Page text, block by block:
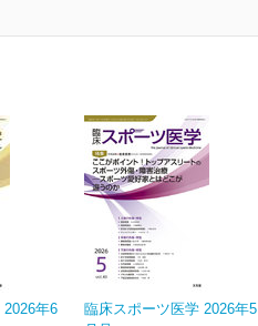
年6
臨床スポーツ医学 2026年5